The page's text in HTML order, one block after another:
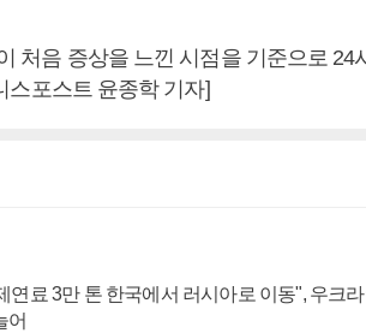
처음 증상을 느낀 시점을 기준으로 24
스포스트 윤종학 기자]
연료 3만 톤 한국에서 러시아로 이동", 우크
어